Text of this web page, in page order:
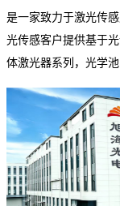
是一家致力于激光传
光传感客户提供基于
体激光器系列，光学